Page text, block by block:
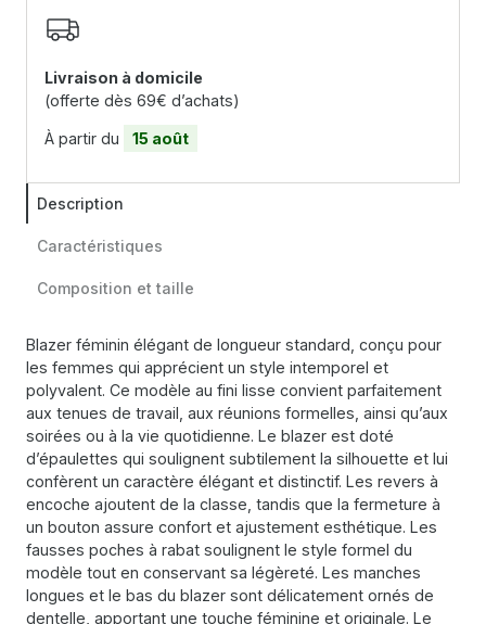
Livraison à domicile
(offerte dès 69€ d’achats)
À partir du 15 août
Description
Caractéristiques
Composition et taille
Blazer féminin élégant de longueur standard, conçu pour
les femmes qui apprécient un style intemporel et
polyvalent. Ce modèle au fini lisse convient parfaitement
aux tenues de travail, aux réunions formelles, ainsi qu’aux
soirées ou à la vie quotidienne. Le blazer est doté
d’épaulettes qui soulignent subtilement la silhouette et lui
confèrent un caractère élégant et distinctif. Les revers à
encoche ajoutent de la classe, tandis que la fermeture à
un bouton assure confort et ajustement esthétique. Les
fausses poches à rabat soulignent le style formel du
modèle tout en conservant sa légèreté. Les manches
longues et le bas du blazer sont délicatement ornés de
dentelle, apportant une touche féminine et originale. Le